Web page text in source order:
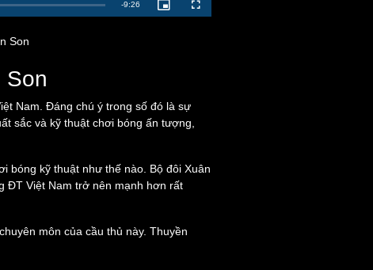
Khởi nghiệp
Doanh nghiệp
Doanh nghiệp 24h
Doanh nhân
Công nghệ
Tin Công nghệ
Trải nghiệm
Remaining
-9:26
Picture-
in-
Fullscreen
Son
Son
Nam. Đáng chú ý trong số đó là sự
sắc và kỹ thuật chơi bóng ấn tượng,
bóng kỹ thuật như thế nào. Bộ đôi Xuân
ĐT Việt Nam trở nên mạnh hơn rất
môn của cầu thủ này. Thuyền